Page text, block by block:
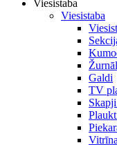
Viesistaba
Viesistaba
Galdi
TV